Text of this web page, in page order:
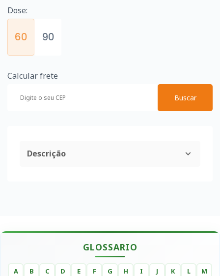
Dose:
60 90
Calcular frete
Buscar
Descrição
GLOSSARIO
A B C D E F G H I J K L
M